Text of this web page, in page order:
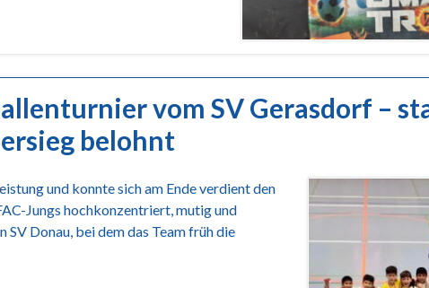
vom SV Gerasdorf –
belohnt
und konnte sich am Ende verdient den
Jungs hochkonzentriert, mutig und
Donau, bei dem das Team früh die